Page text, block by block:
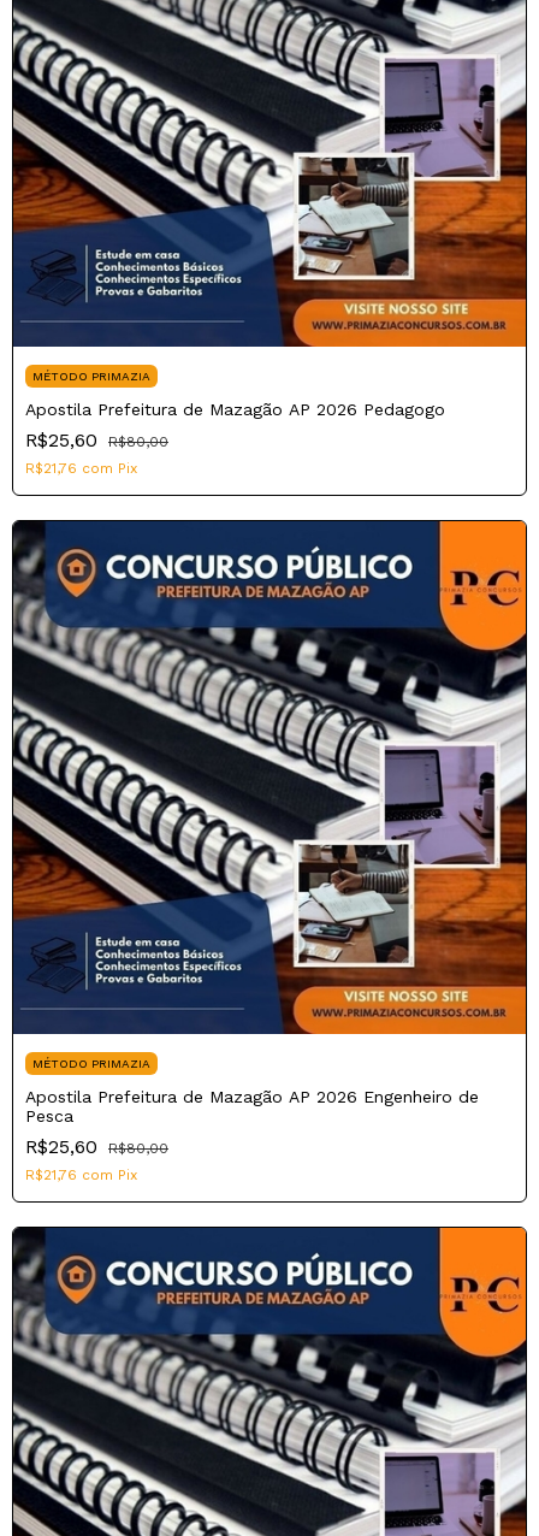
MÉTODO PRIMAZIA
Apostila Prefeitura de Mazagão AP 2026 Pedagogo
R$25,60
R$80,00
R$21,76 com Pix
MÉTODO PRIMAZIA
Apostila Prefeitura de Mazagão AP 2026 Engenheiro de
Pesca
R$25,60
R$80,00
R$21,76 com Pix